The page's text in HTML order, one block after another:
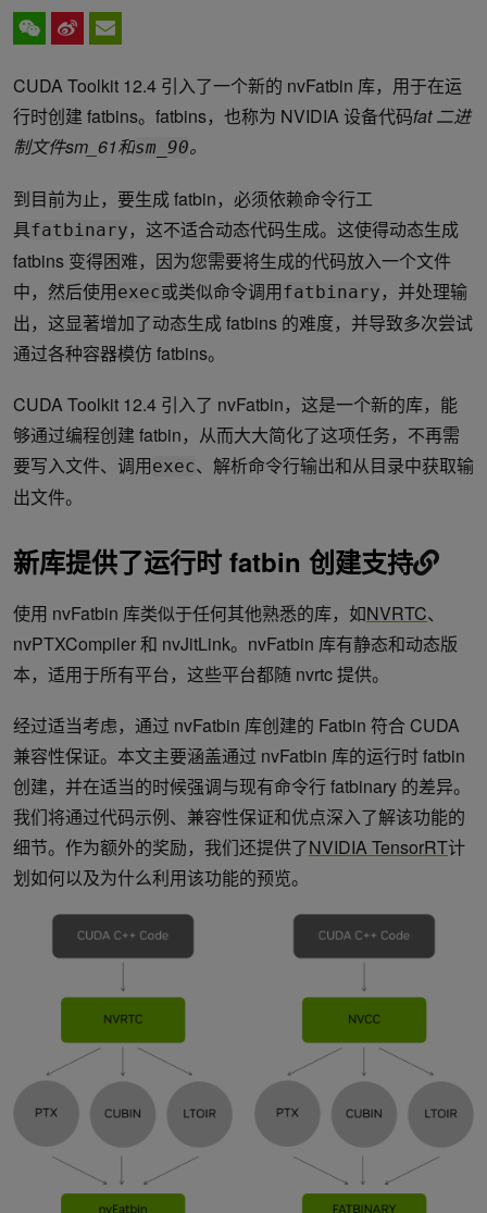
CUDA Toolkit 12.4 引入了一个新的 nvFatbin 库，用于在运
行时创建 fatbins。fatbins，也称为 NVIDIA 设备代码fat 二进
制文件sm_61和sm_90。
到目前为止，要生成 fatbin，必须依赖命令行工
具fatbinary ，这不适合动态代码生成。这使得动态生成
fatbins 变得困难，因为您需要将生成的代码放入一个文件
中，然后使用exec或类似命令调用fatbinary ，并处理输
出，这显著增加了动态生成 fatbins 的难度，并导致多次尝试
通过各种容器模仿 fatbins。
CUDA Toolkit 12.4 引入了 nvFatbin，这是一个新的库，能
够通过编程创建 fatbin，从而大大简化了这项任务，不再需
要写入文件、调用exec、解析命令行输出和从目录中获取输
出文件。
新库提供了运行时 fatbin 创建支持
使用 nvFatbin 库类似于任何其他熟悉的库，如NVRTC、
nvPTXCompiler 和 nvJitLink。nvFatbin 库有静态和动态版
本，适用于所有平台，这些平台都随 nvrtc 提供。
经过适当考虑，通过 nvFatbin 库创建的 Fatbin 符合 CUDA
兼容性保证。本文主要涵盖通过 nvFatbin 库的运行时 fatbin
创建，并在适当的时候强调与现有命令行 fatbinary 的差异。
我们将通过代码示例、兼容性保证和优点深入了解该功能的
细节。作为额外的奖励，我们还提供了NVIDIA TensorRT计
划如何以及为什么利用该功能的预览。